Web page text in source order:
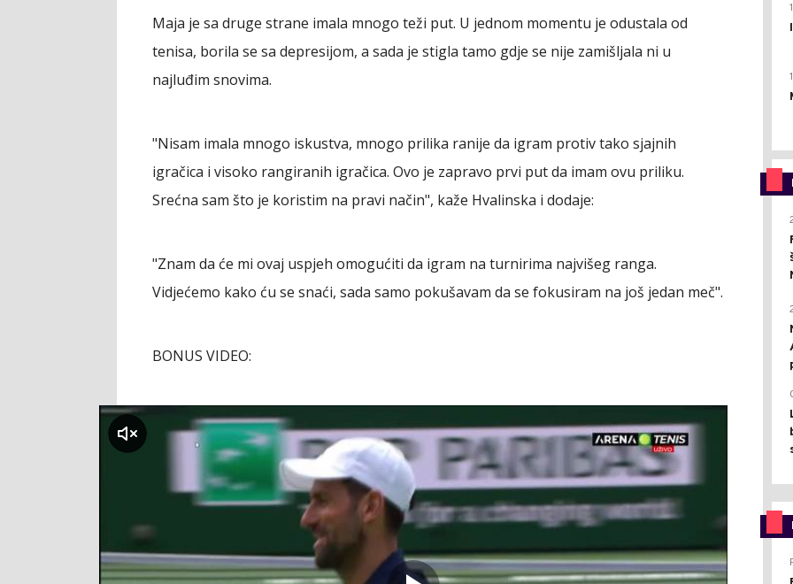
Maja je sa druge strane imala mnogo teži put. U jednom momentu je odustala od
tenisa, borila se sa depresijom, a sada je stigla tamo gdje se nije zamišljala ni u
najluđim snovima.
"Nisam imala mnogo iskustva, mnogo prilika ranije da igram protiv tako sjajnih
igračica i visoko rangiranih igračica. Ovo je zapravo prvi put da imam ovu priliku.
Srećna sam što je koristim na pravi način", kaže Hvalinska i dodaje:
"Znam da će mi ovaj uspjeh omogućiti da igram na turnirima najvišeg ranga.
Vidjećemo kako ću se snaći, sada samo pokušavam da se fokusiram na još jedan meč".
BONUS VIDEO:
klikni za zvuk